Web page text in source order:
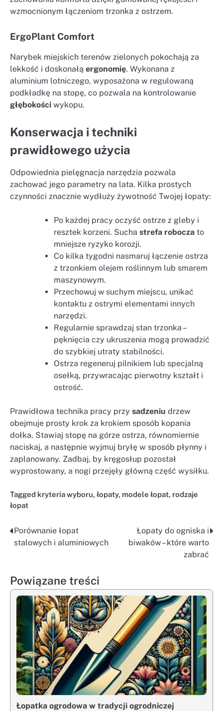
wzmocnionym łączeniom trzonka z ostrzem.
ErgoPlant Comfort
Narybek miejskich terenów zielonych pokochają za
lekkość i doskonałą ergonomię. Wykonana z
aluminium lotniczego, wyposażona w regulowaną
podkładkę na stopę, co pozwala na kontrolowanie
głębokości wykopu.
Konserwacja i techniki
prawidłowego użycia
Odpowiednia pielęgnacja narzędzia pozwala
zachować jego parametry na lata. Kilka prostych
czynności znacznie wydłuży żywotność Twojej łopaty:
Po każdej pracy oczyść ostrze z gleby i
resztek korzeni. Sucha strefa robocza to
mniejsze ryzyko korozji.
Co kilka tygodni nasmaruj łączenie ostrza
z trzonkiem olejem roślinnym lub smarem
maszynowym.
Przechowuj w suchym miejscu, unikać
kontaktu z ostrymi elementami innych
narzędzi.
Regularnie sprawdzaj stan trzonka –
pęknięcia czy ukruszenia mogą prowadzić
do szybkiej utraty stabilności.
Ostrza regeneruj pilnikiem lub specjalną
osełką, przywracając pierwotny kształt i
ostrość.
Prawidłowa technika pracy przy sadzeniu drzew
obejmuje prosty krok za krokiem sposób kopania
dołka. Stawiaj stopę na górze ostrza, równomiernie
naciskaj, a następnie wyjmuj bryłę w sposób płynny i
zaplanowany. Zadbaj, by kręgosłup pozostał
wyprostowany, a nogi przejęły główną część wysiłku.
Tagged kryteria wyboru, łopaty, modele łopat, rodzaje
łopat
Nawigacja
wpisu
Porównanie łopat
stalowych i aluminiowych
Łopaty do ogniska i
biwaków – które warto
zabrać
Powiązane treści
Łopatka ogrodowa w tradycji ogrodniczej